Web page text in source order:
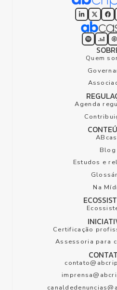
Quem
Agenda
Blog
Estudos e
Na
Certificação
Assessoria para